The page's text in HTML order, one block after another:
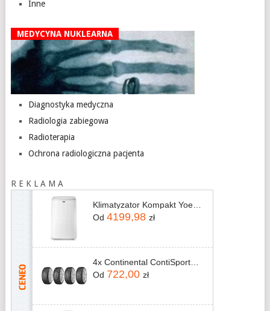
Inne
MEDYCYNA NUKLEARNA
Diagnostyka medyczna
Radiologia zabiegowa
Radioterapia
Ochrona radiologiczna pacjenta
R E K L A M A
Klimatyzator Kompakt Yoer 4,7kW PAC02W
Od 4199,98 zł
4x Continental ContiSportContact 5 245/45R18 96W
Od 722,00 zł